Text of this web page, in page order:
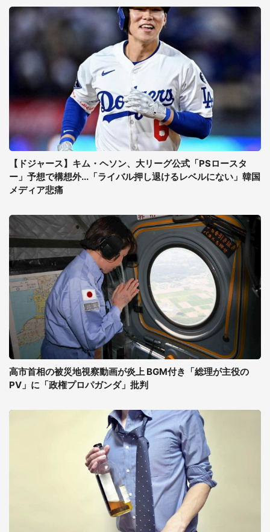
【ドジャース】キム・ヘソン、大リーグ公式「PSロースタ
ー」予想で構想外...「ライバル押し退けるレベルにない」韓国
メディア悲痛
高市首相の被災地視察動画が炎上 BGM付き「総理が主役の
PV」に「政権プロパガンダ」批判